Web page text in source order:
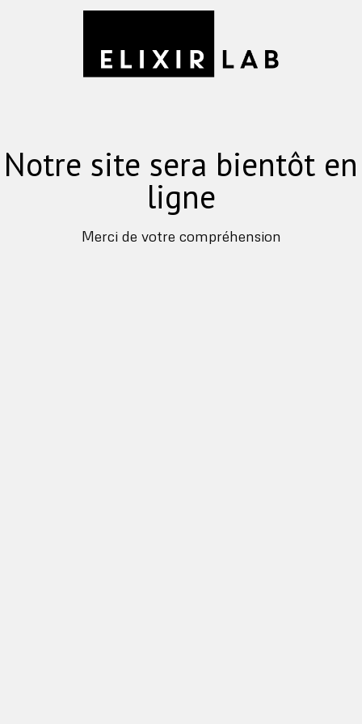
Notre site sera bientôt en
ligne
Merci de votre compréhension